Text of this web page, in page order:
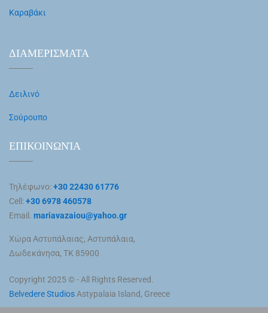
Καραβάκι
ΔΙΑΜΕΡΙΣΜΑΤΑ
Δειλινό
Σούρουπο
ΕΠΙΚΟΙΝΩΝΊΑ
Τηλέφωνο:+30 22430 61776
Cell:+30 6978 460578
Email. mariavazaiou@yahoo.gr
Χώρα Αστυπάλαιας, Αστυπάλαια,
Δωδεκάνησα, ΤΚ 85900
Copyright 2025 © - All Rights Reserved.
Belvedere Studios Astypalaia Island, Greece